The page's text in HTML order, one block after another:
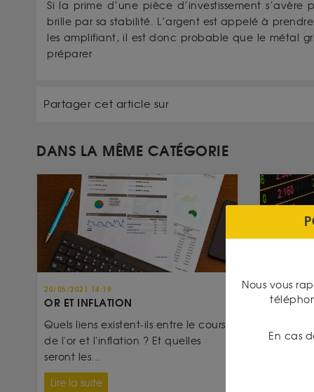
Si la prime d’une pièce d’investissement
brille par sa stabilité. L’argent est appelé à
les amplifiant, il est donc probable que le métal
préparer
Partager cet article sur
DANS LA MÊME CATÉGORIE
20/05/2021 14:19
OR ET INFLATION
Quels liens existent-ils entre le cours
de l'or et l'inflation ? Et quelles
seront les...
Lire la suite
17/05/2021
prix aux
Nous vous
En cas